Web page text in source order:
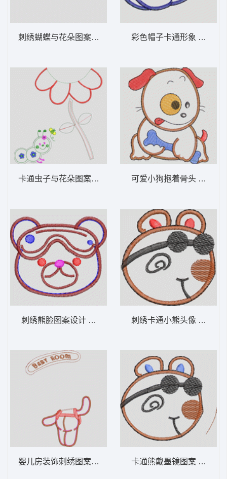
刺绣蝴蝶与花朵图案 卡通童装章标贴布
卡通虫子与花朵图案设计 卡通童装章标贴布
刺绣熊脸图案设计 卡通童装章标贴布
婴儿房装饰刺绣图案 卡通童装章标贴布
彩色帽子卡通
可爱小狗抱着
刺绣卡通小熊
卡通熊戴墨镜